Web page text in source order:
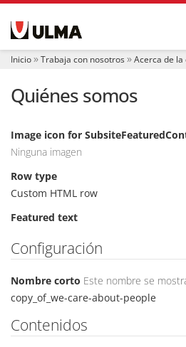
e Inicio Trabaja con nosotros Acerca de la
Quiénes somos
Image icon for
Ninguna imagen
Row type
Custom HTML row
Featured text
Configuración
Nombre corto Este nombre se
copy_of_we-care-about-people
Contenidos